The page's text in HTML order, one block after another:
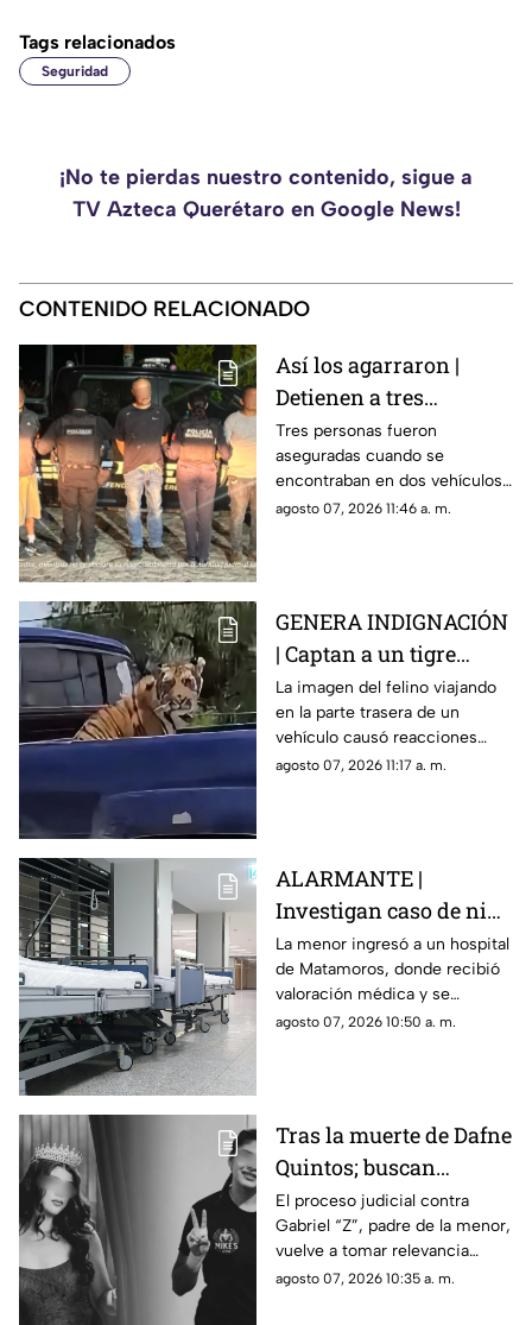
Tags relacionados
Seguridad
¡No te pierdas nuestro contenido, sigue a
TV Azteca Querétaro en Google News!
CONTENIDO RELACIONADO
Así los agarraron |
Detienen a tres
personas en Huimilpan
tras localizar presuntas
sustancias ilegales
Tres personas fueron
aseguradas cuando se
encontraban en dos vehículos;
durante la intervención fueron
agosto 07, 2026 11:46 a. m.
GENERA INDIGNACIÓN
| Captan a un tigre
amarrado del cuello a
bordo de una
camioneta
La imagen del felino viajando
en la parte trasera de un
vehículo causó reacciones
entre usuarios, mientras se
agosto 07, 2026 11:17 a. m.
ALARMANTE |
Investigan caso de niña
de 11 años con 5 meses
de embarazo; aquí
ocurrió
La menor ingresó a un hospital
de Matamoros, donde recibió
valoración médica y se
activaron medidas para
agosto 07, 2026 10:50 a. m.
Tras la muerte de Dafne
Quintos; buscan
justicia por presunto
4buso a su integridad
íntima
El proceso judicial contra
Gabriel “Z”, padre de la menor,
vuelve a tomar relevancia
semanas después de la muerte
agosto 07, 2026 10:35 a. m.